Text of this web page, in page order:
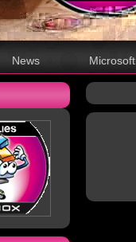
News Microsoft